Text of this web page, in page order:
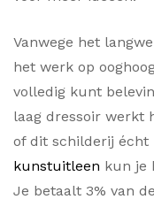
Vanwege het
het werk op
volledig kunt
laag dressoir werkt
of dit schilderij écht
kunstuitleen kun je
Je betaalt 3% van